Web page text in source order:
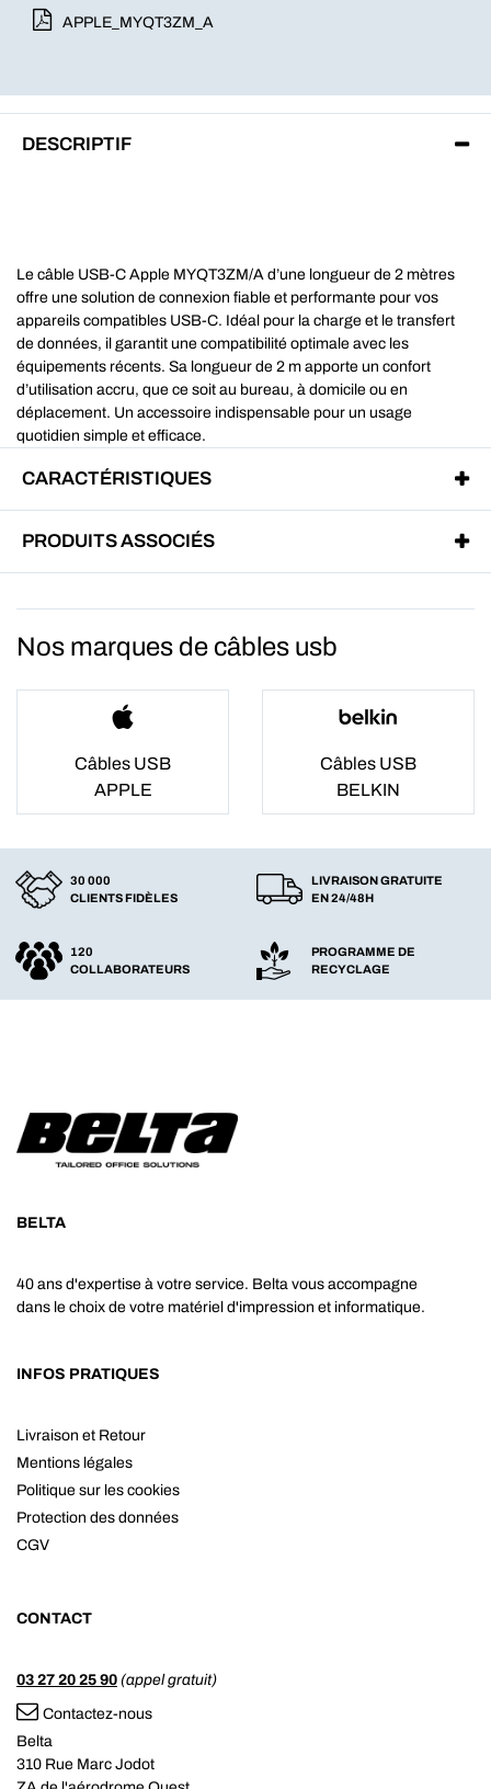
APPLE_MYQT3ZM_A
DESCRIPTIF
Le câble USB-C Apple MYQT3ZM/A d’une longueur de 2 mètres
offre une solution de connexion fiable et performante pour vos
appareils compatibles USB-C. Idéal pour la charge et le transfert
de données, il garantit une compatibilité optimale avec les
équipements récents. Sa longueur de 2 m apporte un confort
d’utilisation accru, que ce soit au bureau, à domicile ou en
déplacement. Un accessoire indispensable pour un usage
quotidien simple et efficace.
CARACTÉRISTIQUES
PRODUITS ASSOCIÉS
Nos marques de câbles usb
Câbles USB
APPLE
Câbles USB
BELKIN
30 000
CLIENTS FIDÈLES
LIVRAISON GRATUITE
EN 24/48H
120
COLLABORATEURS
PROGRAMME DE
RECYCLAGE
BELTA
40 ans d'expertise à votre service. Belta vous accompagne
dans le choix de votre matériel d'impression et informatique.
INFOS PRATIQUES
Livraison et Retour
Mentions légales
Politique sur les cookies
Protection des données
CGV
CONTACT
03 27 20 25 90 (appel gratuit)
Contactez-nous
Belta
310 Rue Marc Jodot